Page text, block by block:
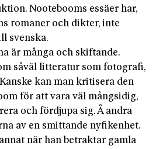
Nootebooms essäer har,
romaner och dikter, inte
svenska.
är många och skiftande.
såväl litteratur som fotografi,
kan man kritisera den
för att vara väl mångsidig,
och fördjupa sig. Å andra
av en smittande nyfikenhet.
när han betraktar gamla